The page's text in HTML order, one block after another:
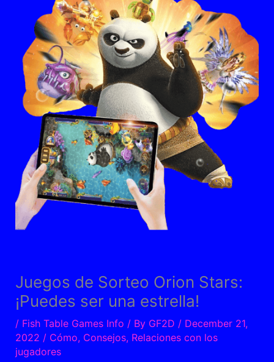
Juegos de Sorteo Orion Stars:
¡Puedes ser una estrella!
/ Fish Table Games Info / By GF2D / December 21,
2022 / Cómo, Consejos, Relaciones con los
jugadores